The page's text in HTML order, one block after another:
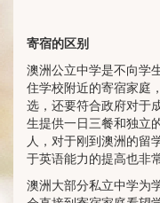
寄宿的区别
澳洲公立中学是不向学
住学校附近的寄宿家庭
选，还要符合政府对于
生提供一日三餐和独立
人，对于刚到澳洲的留
于英语能力的提高也非
澳洲大部分私立中学为